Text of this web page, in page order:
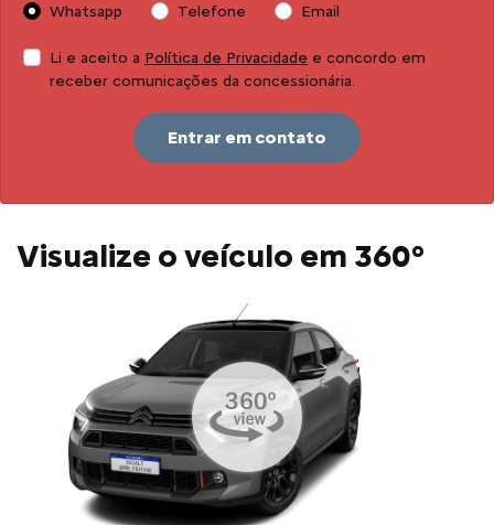
Whatsapp
Telefone Email
Li e aceito a Política de Privacidade e concordo em
receber comunicações da concessionária.
Entrar em contato
Visualize o veículo em 360°